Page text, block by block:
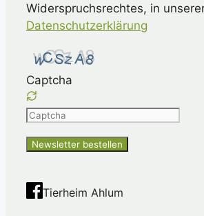
Widerspruchsrechtes, in
Datenschutzerklärung
Captcha
Please
the
shown
in
Tierheim Ahlum